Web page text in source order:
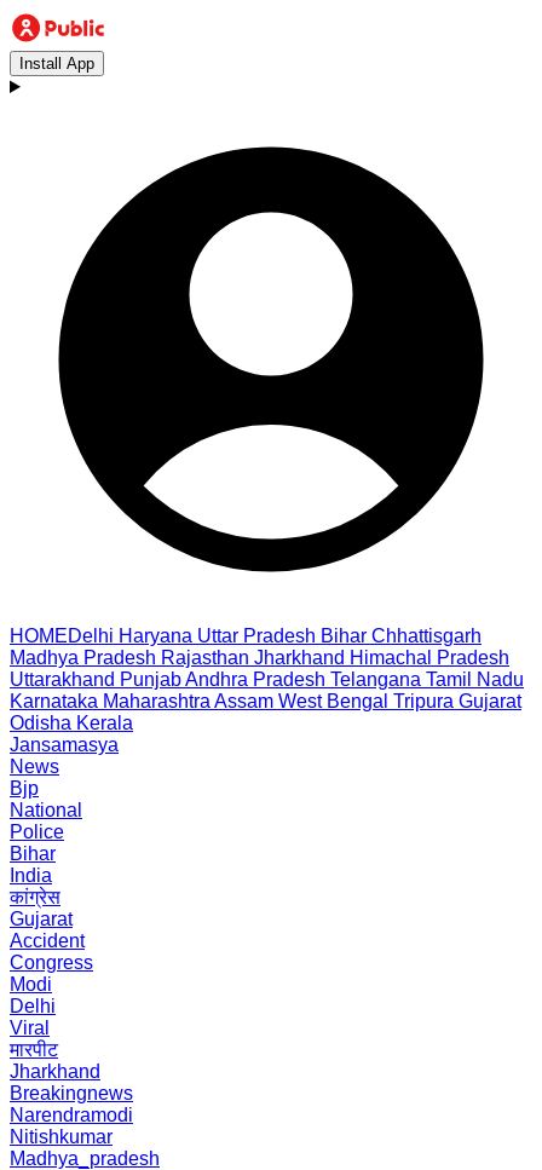
Install App
HOMEDelhi Haryana Uttar Pradesh Bihar Chhattisgarh
Madhya Pradesh Rajasthan Jharkhand Himachal Pradesh
Uttarakhand PunjabAndhra Pradesh Telangana Tamil Nadu
Karnataka Maharashtra Assam West Bengal Tripura Gujarat
Odisha Kerala
Jansamasya
News
Bjp
National
Police
Bihar
India
कांग्रेस
Gujarat
Accident
Congress
Modi
Delhi
Viral
मारपीट
Jharkhand
Breakingnews
Narendramodi
Nitishkumar
Madhya_pradesh